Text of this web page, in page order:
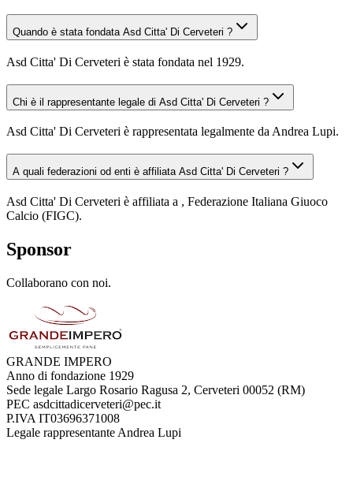
Quando è stata fondata Asd Citta' Di Cerveteri ?
Asd Citta' Di Cerveteri è stata fondata nel 1929.
Chi è il rappresentante legale di Asd Citta' Di Cerveteri ?
Asd Citta' Di Cerveteri è rappresentata legalmente da Andrea Lupi.
A quali federazioni od enti è affiliata Asd Citta' Di Cerveteri ?
Asd Citta' Di Cerveteri è affiliata a , Federazione Italiana Giuoco
Calcio (FIGC).
Sponsor
Collaborano con noi.
GRANDE IMPERO
Anno di fondazione 1929
Sede legale Largo Rosario Ragusa 2, Cerveteri 00052 (RM)
PEC asdcittadicerveteri@pec.it
P.IVA IT03696371008
Legale rappresentante Andrea Lupi